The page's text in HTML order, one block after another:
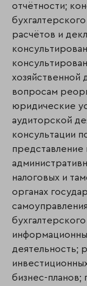
отчётности;
расчётов и
хозяйственной
вопросам
юридические
аудиторской
консультации
налоговых и
органах
деятельность;
бизнес-планов;